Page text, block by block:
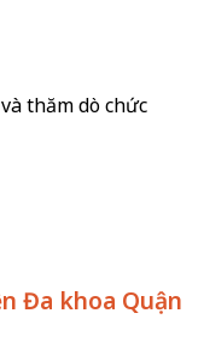
thăm dò chức
Đa khoa Quận